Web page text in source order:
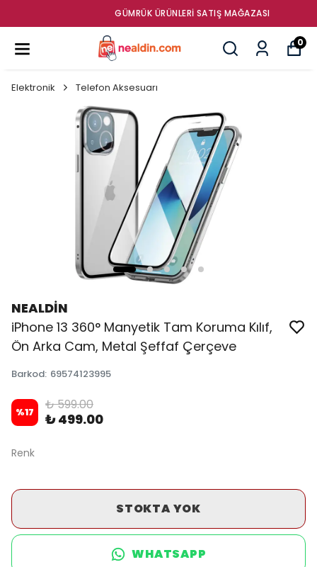
GÜMRÜK ÜRÜNLERI SATIŞ MAĞAZASI
0
Elektronik Telefon Aksesuarı
NEALDİN
iPhone 13 360° Manyetik Tam Koruma Kılıf,
Ön Arka Cam, Metal Şeffaf Çerçeve
Barkod: 69574123995
%17 ₺ 599.00
₺ 499.00
Renk
STOKTA YOK
WHATSAPP